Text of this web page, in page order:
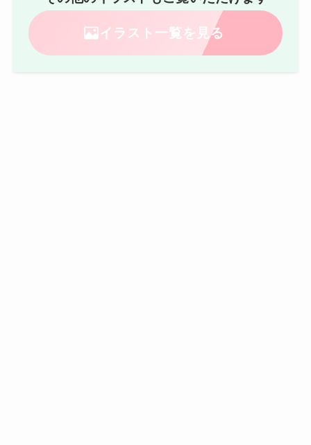
イラスト一覧を見る